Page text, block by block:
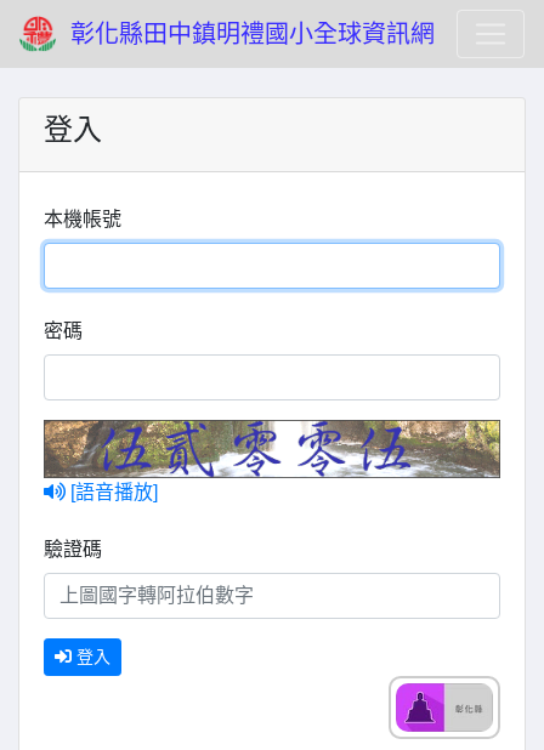
彰化縣田中鎮明禮國小全球資訊網
登入
本機帳號
密碼
[語音播放]
驗證碼
登入